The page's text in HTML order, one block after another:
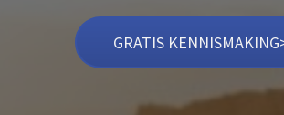
GRATIS